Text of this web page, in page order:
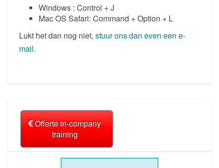
Windows : Control + J
Mac OS Safari: Command + Option + L
Lukt het dan nog niet, stuur ons dan even een e-
mail.
Offerte in-company
training